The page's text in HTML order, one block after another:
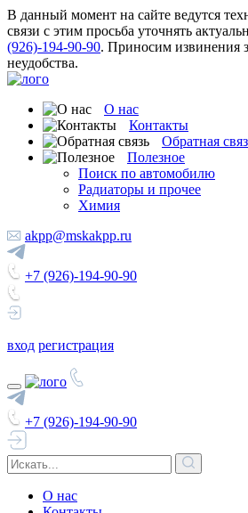
В данный момент на сайте ведутся
связи с этим просьба уточнять
(926)-194-90-90. Приносим извинения
неудобства.
О нас
Контакты
Обратная
Полезное
Поиск по автомобилю
Радиаторы и прочее
Химия
akpp@mskakpp.ru
+7 (926)-194-90-90
вход регистрация
+7 (926)-194-90-90
О нас